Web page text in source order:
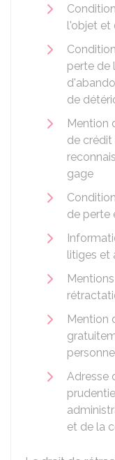
l'objet et
perte de
de
Mention
de
gage
de perte
litiges et
Mention
Adresse
et de la